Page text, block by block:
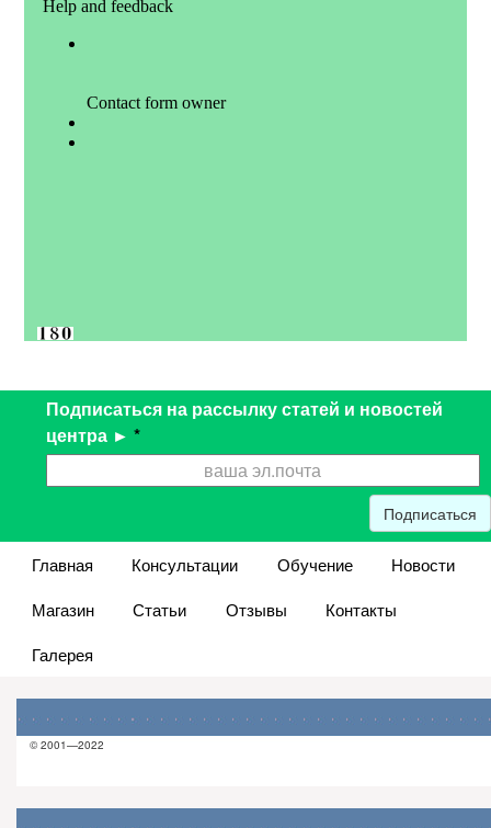
Подписаться на рассылку статей и новостей
центра ► *
Подписаться
Главная Консультации Обучение
Новости
Магазин
Статьи Отзывы
Контакты
Галерея
© 2001—2022